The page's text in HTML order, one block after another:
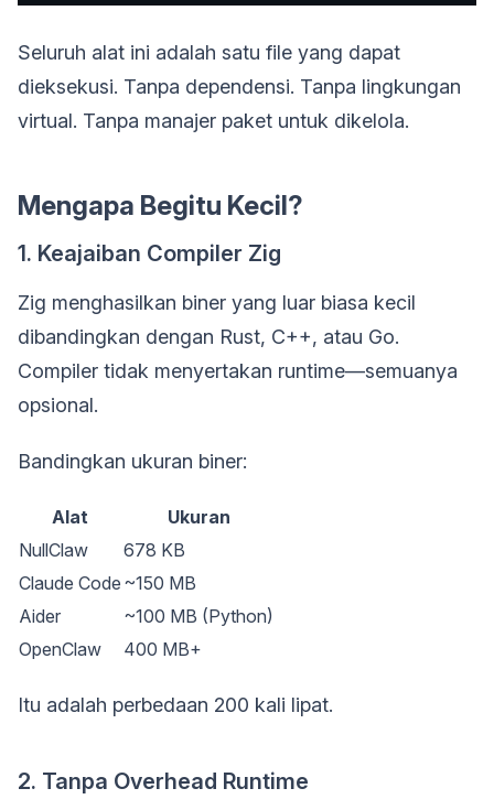
Seluruh alat ini adalah satu file yang dapat
dieksekusi. Tanpa dependensi. Tanpa lingkungan
virtual. Tanpa manajer paket untuk dikelola.
Mengapa Begitu Kecil?
1. Keajaiban Compiler Zig
Zig menghasilkan biner yang luar biasa kecil
dibandingkan dengan Rust, C++, atau Go.
Compiler tidak menyertakan runtime—semuanya
opsional.
Bandingkan ukuran biner:
Alat
Ukuran
NullClaw
678 KB
Claude Code ~150 MB
Aider
~100 MB (Python)
OpenClaw
400 MB+
Itu adalah perbedaan 200 kali lipat.
2. Tanpa Overhead Runtime